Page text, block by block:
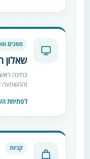
מסכים
שאלון
בחינה
וההשפעה
לפתיחת
קניות